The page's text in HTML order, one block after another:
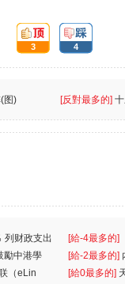
頂:
3
踩:
4
图) [反對最多的]
列财政支出
[給-4最多的]
一
勵中港學
[給-2最多的]
人
（eLin
[給0最多的]